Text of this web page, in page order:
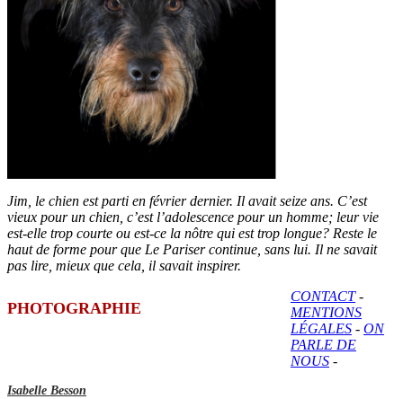
Jim, le chien est parti en février dernier. Il avait seize ans. C’est
vieux pour un chien, c’est l’adolescence pour un homme; leur vie
est-elle trop courte ou est-ce la nôtre qui est trop longue? Reste le
haut de forme pour que Le Pariser continue, sans lui. Il ne savait
pas lire, mieux que cela, il savait inspirer.
PHOTOGRAPHIE
Isabelle Besson
CONTACT-
MENTIONS
LÉGALES - ON
PARLE DE
NOUS -